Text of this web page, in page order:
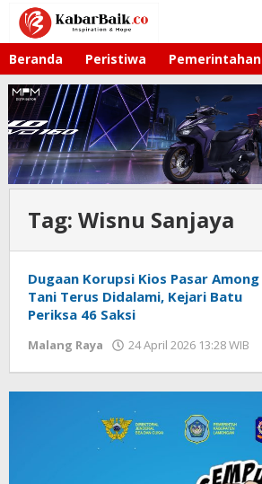
Lewati
konten
Beranda Peristiwa Pemerintahan
Tag: Wisnu Sanjaya
Dugaan Korupsi Kios Pasar Among
Tani Terus Didalami, Kejari Batu
Periksa 46 Saksi
Malang Raya 24 April 2026 13:28 WIB